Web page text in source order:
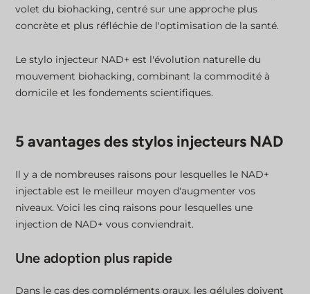
volet du biohacking, centré sur une approche plus
concrète et plus réfléchie de l'optimisation de la santé.
Le stylo injecteur NAD+ est l'évolution naturelle du
mouvement biohacking, combinant la commodité à
domicile et les fondements scientifiques.
5 avantages des stylos injecteurs NAD
Il y a de nombreuses raisons pour lesquelles le NAD+
injectable est le meilleur moyen d'augmenter vos
niveaux. Voici les cinq raisons pour lesquelles une
injection de NAD+ vous conviendrait.
Une adoption plus rapide
Dans le cas des compléments oraux, les gélules doivent